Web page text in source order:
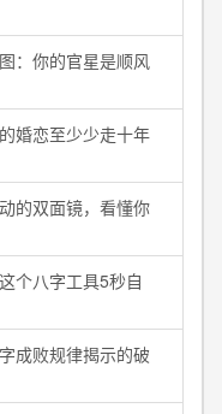
：你的官星是顺风
婚恋至少少走十年
的双面镜，看懂你
个八字工具5秒自
成败规律揭示的破